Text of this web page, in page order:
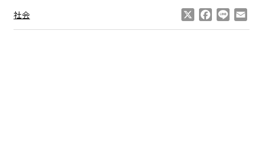
社会 Facebook
Line